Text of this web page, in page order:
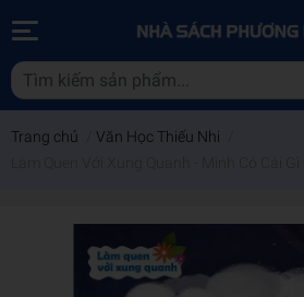
Trang chủ Văn Học Thiếu Nhi